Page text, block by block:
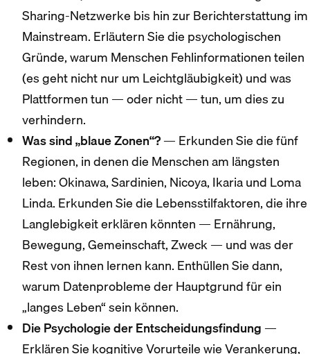
Sharing-Netzwerke bis hin zur Berichterstattung im
Mainstream. Erläutern Sie die psychologischen
Gründe, warum Menschen Fehlinformationen teilen
(es geht nicht nur um Leichtgläubigkeit) und was
Plattformen tun — oder nicht — tun, um dies zu
verhindern.
Was sind „blaue Zonen“?— Erkunden Sie die fünf
Regionen, in denen die Menschen am längsten
leben: Okinawa, Sardinien, Nicoya, Ikaria und Loma
Linda. Erkunden Sie die Lebensstilfaktoren, die ihre
Langlebigkeit erklären könnten — Ernährung,
Bewegung, Gemeinschaft, Zweck — und was der
Rest von ihnen lernen kann. Enthüllen Sie dann,
warum Datenprobleme der Hauptgrund für ein
„langes Leben“ sein können.
Die Psychologie der Entscheidungsfindung —
Erklären Sie kognitive Vorurteile wie Verankerung,